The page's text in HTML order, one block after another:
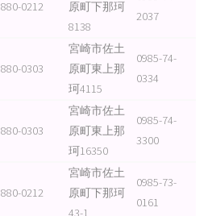
880-0212
原町下那珂
8138
2037
880-0303
宮崎市佐土
原町東上那
珂4115
0985-74-
0334
880-0303
宮崎市佐土
原町東上那
珂16350
0985-74-
3300
880-0212
宮崎市佐土
原町下那珂
43-1
0985-73-
0161